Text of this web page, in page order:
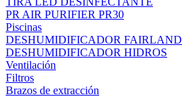
PR AIR PURIFIER PR30
Piscinas
DESHUMIDIFICADOR FAIRLAND
DESHUMIDIFICADOR HIDROS
Ventilación
Filtros
Brazos de extracción